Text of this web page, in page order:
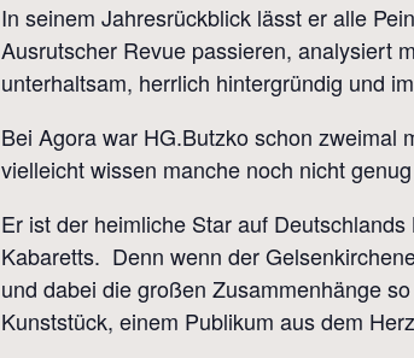
In seinem Jahresrückblick lässt er alle
Ausrutscher Revue passieren, analysiert
unterhaltsam, herrlich hintergründig und
Bei Agora war HG.Butzko schon zweimal
vielleicht wissen manche noch nicht
Er ist der heimliche Star auf
Kabaretts. Denn wenn der
und dabei die großen Zusammenhänge
Kunststück, einem Publikum aus dem